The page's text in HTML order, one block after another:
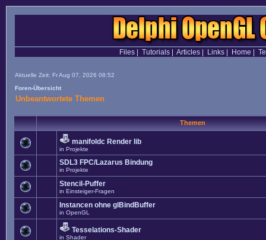
Files| Tutorials| Articles| Links| Home
Aktuelle Zeit: Fr Aug 07, 2026 08:52
Foren-Übersicht
Unbeantwortete Themen
Themen
manifoldc Render lib
in Projekte
SDL3 FPC/Lazarus Bindung
in Projekte
Stencil-Puffer
in Einsteiger-Fragen
Instancen ohne glBindBuffer
in OpenGL
Tesselations-Shader
in Shader